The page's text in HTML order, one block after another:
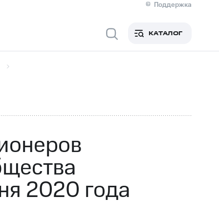
Поддержка
Медиа-центр
Новости в регионе
акционерам
Устойчивое развитие
КАТАЛОГ
2020 года